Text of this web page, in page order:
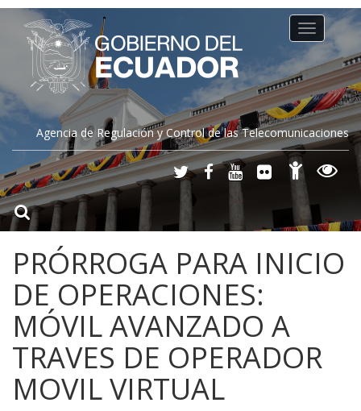
Agencia de Regulación y Control de las Telecomunicaciones
Toggle
navigation
PRÓRROGA PARA INICIO
DE OPERACIONES:
MÓVIL AVANZADO A
TRAVES DE OPERADOR
MOVIL VIRTUAL